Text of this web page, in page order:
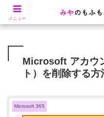
Microsoft 365関連や
Microsoft アカウ
ト）を削除する方
Microsoft 365
メニュー